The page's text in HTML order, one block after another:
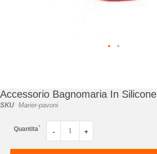
di
immagini
Accessorio Bagnomaria In Silicone
SKU Marier-pavoni
Quantita` - +